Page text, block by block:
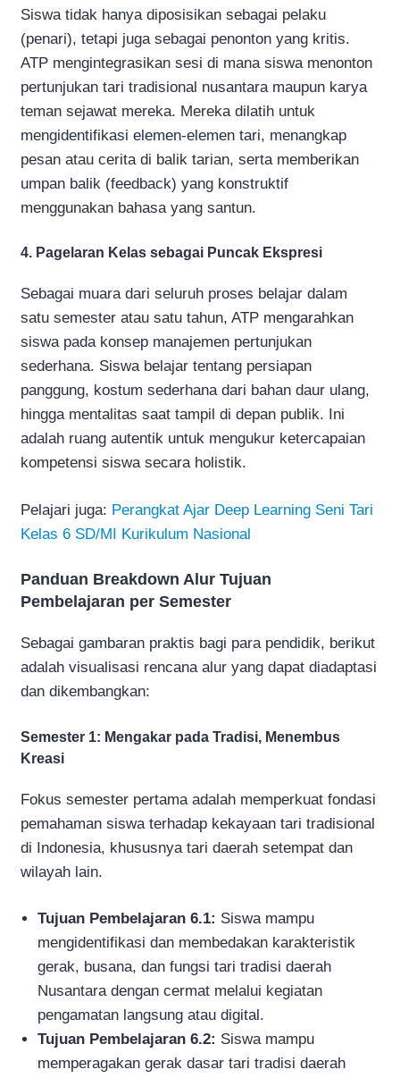
Siswa tidak hanya diposisikan sebagai pelaku
(penari), tetapi juga sebagai penonton yang kritis.
ATP mengintegrasikan sesi di mana siswa menonton
pertunjukan tari tradisional nusantara maupun karya
teman sejawat mereka. Mereka dilatih untuk
mengidentifikasi elemen-elemen tari, menangkap
pesan atau cerita di balik tarian, serta memberikan
umpan balik (feedback) yang konstruktif
menggunakan bahasa yang santun.
4. Pagelaran Kelas sebagai Puncak Ekspresi
Sebagai muara dari seluruh proses belajar dalam
satu semester atau satu tahun, ATP mengarahkan
siswa pada konsep manajemen pertunjukan
sederhana. Siswa belajar tentang persiapan
panggung, kostum sederhana dari bahan daur ulang,
hingga mentalitas saat tampil di depan publik. Ini
adalah ruang autentik untuk mengukur ketercapaian
kompetensi siswa secara holistik.
Pelajari juga: Perangkat Ajar Deep Learning Seni Tari
Kelas 6 SD/MI Kurikulum Nasional
Panduan Breakdown Alur Tujuan
Pembelajaran per Semester
Sebagai gambaran praktis bagi para pendidik, berikut
adalah visualisasi rencana alur yang dapat diadaptasi
dan dikembangkan:
Semester 1: Mengakar pada Tradisi, Menembus
Kreasi
Fokus semester pertama adalah memperkuat fondasi
pemahaman siswa terhadap kekayaan tari tradisional
di Indonesia, khususnya tari daerah setempat dan
wilayah lain.
Tujuan Pembelajaran 6.1: Siswa mampu
mengidentifikasi dan membedakan karakteristik
gerak, busana, dan fungsi tari tradisi daerah
Nusantara dengan cermat melalui kegiatan
pengamatan langsung atau digital.
Tujuan Pembelajaran 6.2: Siswa mampu
memperagakan gerak dasar tari tradisi daerah